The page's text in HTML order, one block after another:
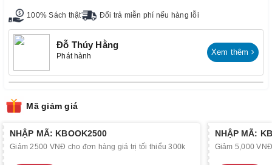
100% Sách thật Đổi trả miễn phí nếu hàng lỗi
Đỗ Thúy Hằng
Phát hành Xem thêm
Mã giảm giá
NHẬP MÃ: KBOOK2500
Giảm 2500 VNĐ cho đơn hàng giá trị tối thiểu 300k
NHẬP MÃ:
Giảm 5,000